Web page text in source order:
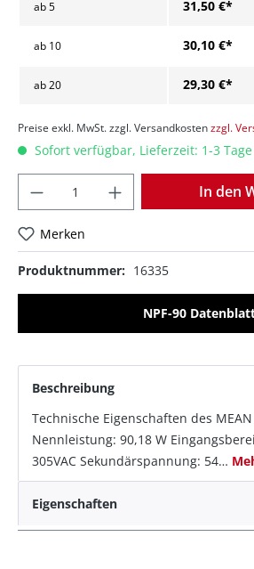
ab5 31,50 €*
ab 10 30,10 €*
ab20 29,30 €*
Preise exkl. MwSt. zzgl. Versandkostenzzgl.
Sofort verfügbar, Lieferzeit: 1-3 Tage
In den
Merken
Produktnummer: 16335
NPF-90
Beschreibung
Technische Eigenschaften des MEAN
Nennleistung: 90,18 W
305VAC Sekundärspannung: 54…
Eigenschaften